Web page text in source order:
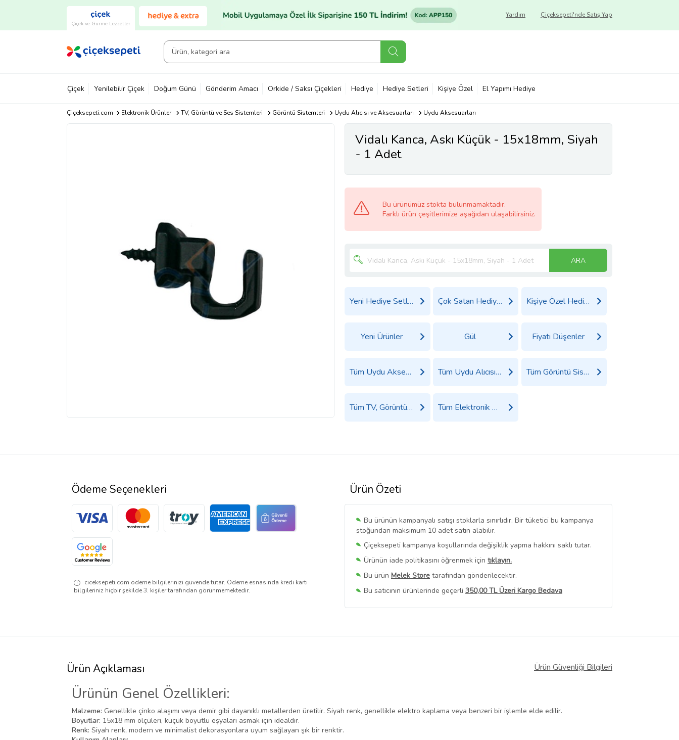
Çiçek ve Gurme Lezzetler
Çiçeksepeti'nde Satış Yap
Yardım
Çiçek Yenilebilir Çiçek Doğum Günü Gönderim Amacı Orkide / Saksı Çiçekleri Hediye Hediye Setleri Kişiye Özel El Yapımı Hediye
Çiçeksepeti.com Elektronik Ürünler TV, Görüntü ve Ses Sistemleri Görüntü Sistemleri Uydu Alıcısı ve Aksesuarları Uydu Aksesuarları
Vidalı Kanca, Askı Küçük - 15x18mm, Siyah
- 1 Adet
Bu ürünümüz stokta bulunmamaktadır.
Farklı ürün çeşitlerimize aşağıdan ulaşabilirsiniz.
ARA
Yeni Hediye Setleri Çok Satan Hediyeler Kişiye Özel Hediyeler
Yeni Ürünler Gül Fiyatı Düşenler
Tüm Uydu Aksesuarları Ürünleri Tüm Uydu Alıcısı ve Aksesuarları Ürünleri Tüm Görüntü Sistemleri Ürünleri
Tüm TV, Görüntü ve Ses Sistemleri Ürünleri Tüm Elektronik Ürünler Ürünleri
Ürün Özeti
Bu ürünün kampanyalı satışı stoklarla sınırlıdır. Bir tüketici bu kampanya
stoğundan maksimum 10 adet satın alabilir.
Çiçeksepeti kampanya koşullarında değişiklik yapma hakkını saklı tutar.
Ürünün iade politikasını öğrenmek için tıklayın.
Bu ürün Melek Store tarafından gönderilecektir.
Bu satıcının ürünlerinde geçerli 350,00 TL Üzeri Kargo Bedava
Bu SatıcınınTüm Ürünlerini Görüntüle
Ödeme Seçenekleri
ciceksepeti.com ödeme bilgilerinizi güvende tutar. Ödeme esnasında kredi kartı
bilgileriniz hiçbir şekilde 3. kişiler tarafından görünmemektedir.
Ürün Açıklaması Ürün Güvenliği Bilgileri
Ürünün Genel Özellikleri:
Malzeme: Genellikle çinko alaşımı veya demir gibi dayanıklı metallerden üretilir. Siyah renk, genellikle elektro kaplama veya benzeri bir işlemle elde edilir.
Boyutlar: 15x18 mm ölçüleri, küçük boyutlu eşyaları asmak için idealdir.
Renk: Siyah renk, modern ve minimalist dekorasyonlara uyum sağlayan şık bir renktir.